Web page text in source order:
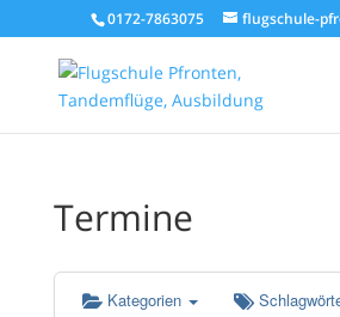
0172-7863075 flugschule-
Termine
Kategorien